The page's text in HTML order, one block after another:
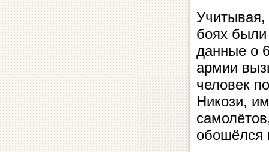
Учитывая,
боях
данные о
армии
человек
Никози,
обошёлся